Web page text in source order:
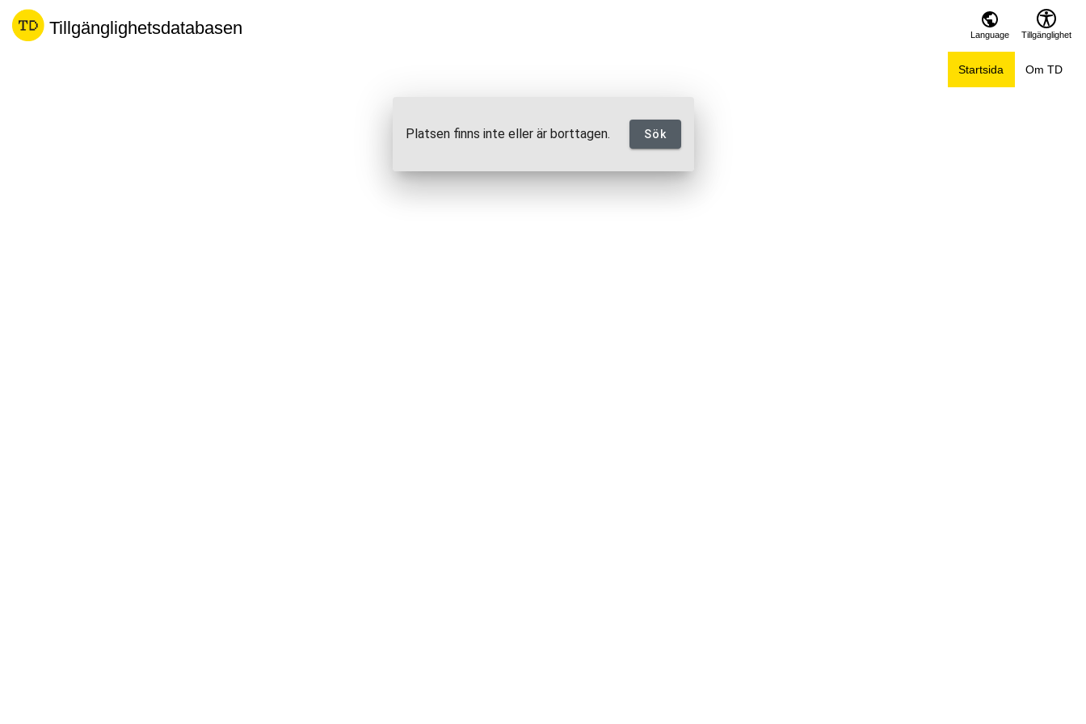
Tillgänglighetsdatabasen Language Tillgänglighet
Startsida Om TD
Platsen finns inte eller är borttagen. Sök